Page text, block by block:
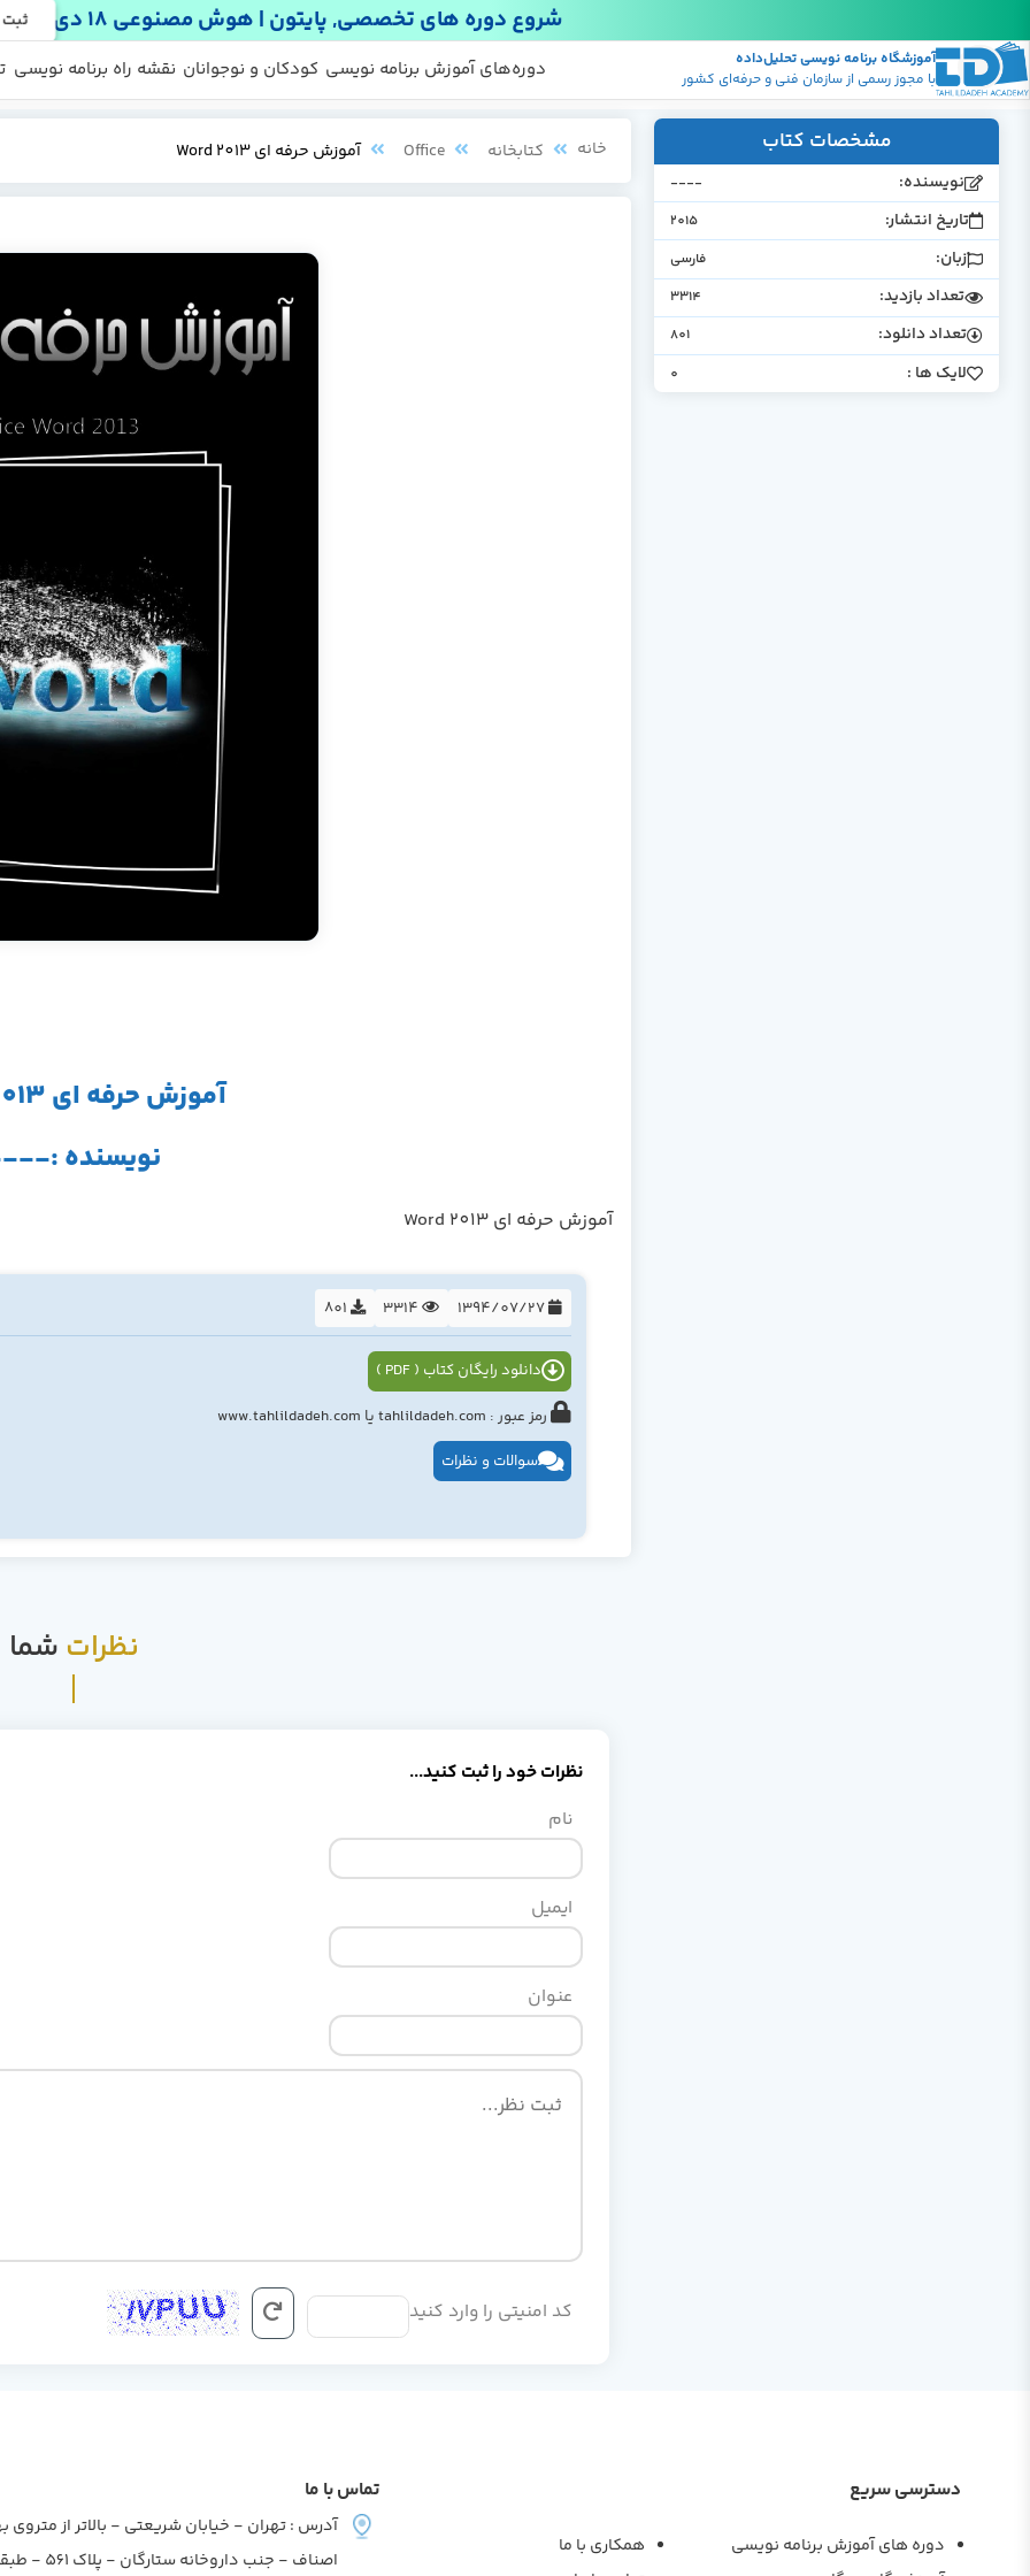
شروع دوره های تخصصی, پایتون | هوش مصنوعی 18 دی ثبت
آموزشگاه برنامه نویسی تحلیل‌داده
با مجوز رسمی از سازمان فنی و حرفه‌ای کشور
دوره‌های آموزش برنامه نویسی
پکیج ها
منابع رایگان کودکان و نوجوانان نقشه راه برنامه نویسی
مشخصات کتاب
نویسنده: ----
تاریخ انتشار: 2015
زبان: فارسی
تعداد بازدید: 3314
تعداد دانلود: 801
لایک ها : 0
خانه کتابخانه Office آموزش حرفه ای Word 2013
آموزش حرفه ای Word 2013
نویسنده
آموزش حرفه ای Word 2013
1394/07/27
3314
دانلود رایگان کتاب ( PDF )
رمز عبور : tahlildadeh.com یا www.tahlildadeh.com
سوالات و نظرات
نظرات شما
نظرات خود را ثبت کنید...
نام
ایمیل
عنوان
کد امنیتی را وارد کنید
دسترسی سریع
دوره های آموزش برنامه نویسی
همکاری با ما
تماس با ما
آدرس : تهران - خیابان شریعتی - بالاتر از متروی
اصناف - جنب داروخانه ستارگان - پلاک 561 - طبقه2 - واحد7